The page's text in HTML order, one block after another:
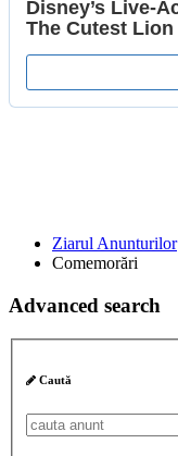
Ziarul Anunturilor
Comemorări
Advanced search
Caută